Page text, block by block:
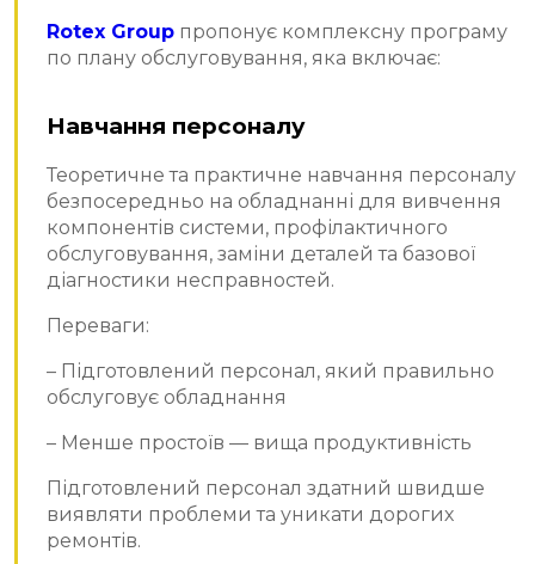
Rotex Group пропонує комплексну програму
по плану обслуговування, яка включає:
Навчання персоналу
Теоретичне та практичне навчання персоналу
безпосередньо на обладнанні для вивчення
компонентів системи, профілактичного
обслуговування, заміни деталей та базової
діагностики несправностей.
Переваги:
– Підготовлений персонал, який правильно
обслуговує обладнання
– Менше простоїв — вища продуктивність
Підготовлений персонал здатний швидше
виявляти проблеми та уникати дорогих
ремонтів.